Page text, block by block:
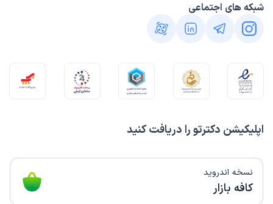
اپلیکیشن دکترتو را دریافت کنید
نسخه اندروید
کافه بازار
شبکه های اجتماعی